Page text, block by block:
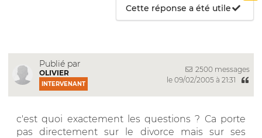
Cette réponse a été utile
Publié par
OLIVIER
INTERVENANT
2500 messages
le 09/02/2005 à 21:31
c'est quoi exactement les questions ? Ca porte
pas directement sur le divorce mais sur ses